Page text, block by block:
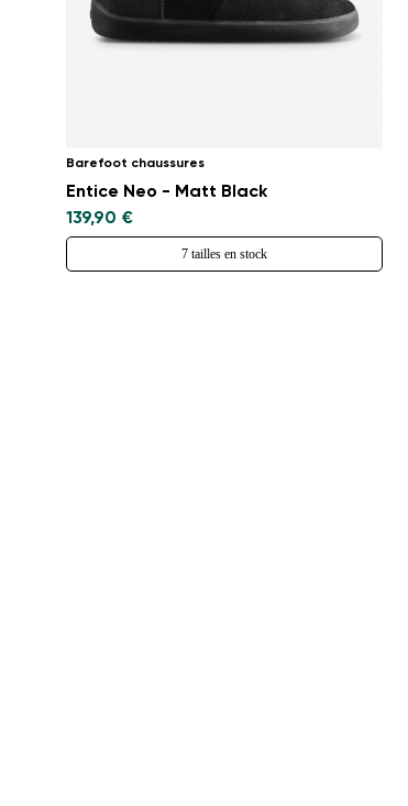
Barefoot chaussures
Entice Neo - Matt Black
139,90 €
7 tailles en stock